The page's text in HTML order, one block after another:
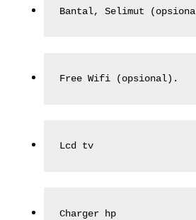
Bantal, Selimut
Free Wifi (opsional).
Lcd tv
Charger hp